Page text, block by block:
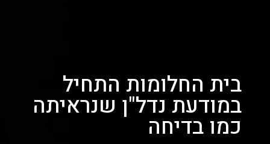
בית החלומות התחיל
במודעת נדל"ן שנראיתה
כמו בדיחה